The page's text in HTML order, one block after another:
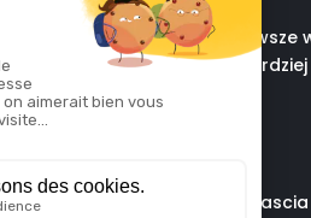
Najnowsze